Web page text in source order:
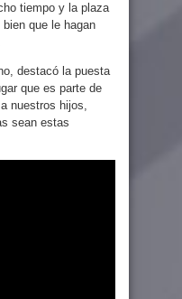
tiempo y la plaza
que le hagan
destacó la puesta
que es parte de
nuestros hijos,
sean estas